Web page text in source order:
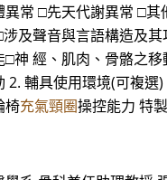
異常 □先天代謝異常 □
及聲音與言語構造及
□神 經、肌肉、骨骼之
2. 輔具使用環境(可複
椅充氣頸圈操控能力 特